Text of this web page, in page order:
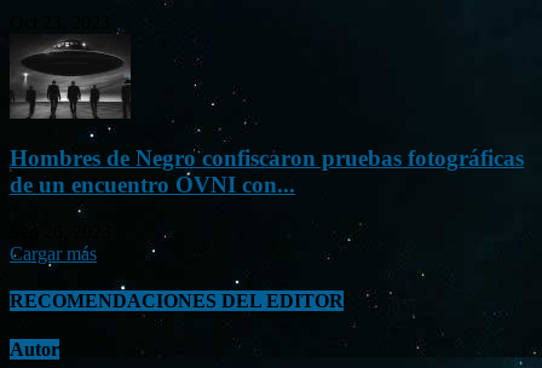
Hombres de Negro confiscaron pruebas fotográficas
de un encuentro OVNI con...
Cargar más
RECOMENDACIONES DEL EDITOR
Autor